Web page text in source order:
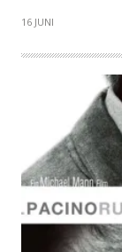
16 JUNI